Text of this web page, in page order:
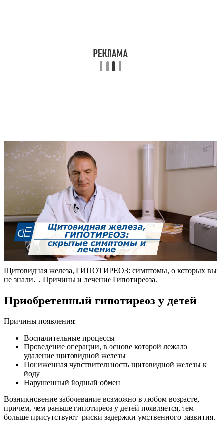
Щитовидная железа, ГИПОТИРЕОЗ: симптомы, о которых вы
не знали… Причины и лечение Гипотиреоза.
Приобретенный гипотиреоз у детей
Причины появления:
Воспалительные процессы
Проведение операции, в основе которой лежало
удаление щитовидной железы
Пониженная чувствительность щитовидной железы к
йоду
Нарушенный йодный обмен
Возникновение заболевание возможно в любом возрасте,
причем, чем раньше гипотиреоз у детей появляется, тем
больше присутствуют риски задержки умственного развития.